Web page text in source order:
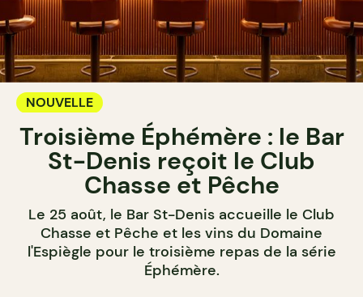
NOUVELLE
Troisième Éphémère : le Bar
St-Denis reçoit le Club
Chasse et Pêche
Le 25 août, le Bar St-Denis accueille le Club
Chasse et Pêche et les vins du Domaine
l'Espiègle pour le troisième repas de la série
Éphémère.